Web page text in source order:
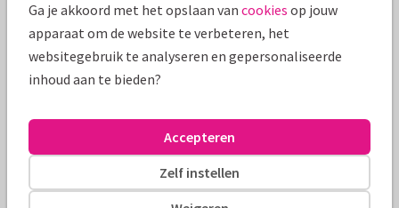
Een verjaardagskaart met hout, hamer, spijkers en eigen
foto. Een kaart voor een echte klusser en doe-het-zelver.
Ga je akkoord met het opslaan van cookies op jouw
apparaat om de website te verbeteren, het
websitegebruik te analyseren en gepersonaliseerde
inhoud aan te bieden?
Zelf instellen
Accepteren